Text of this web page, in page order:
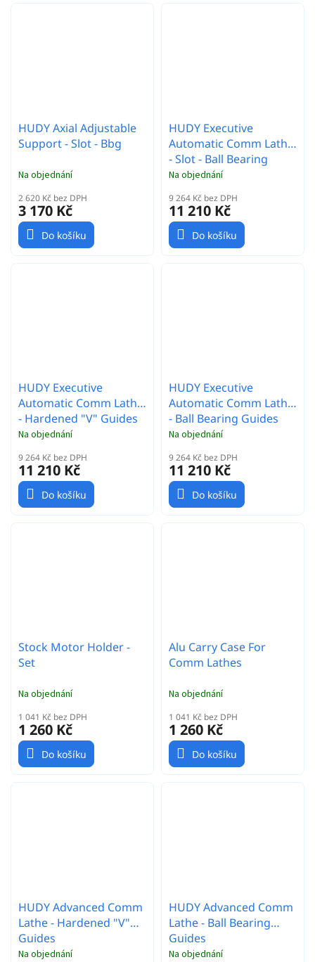
HUDY Axial Adjustable
Support - Slot - Bbg
Na objednání
2 620 Kč bez DPH
3 170 Kč
Do košíku
HUDY Executive
Automatic Comm Lathe
- Slot - Ball Bearing
Guides
Na objednání
9 264 Kč bez DPH
11 210 Kč
Do košíku
HUDY Executive
Automatic Comm Lathe
- Hardened "V" Guides
Na objednání
9 264 Kč bez DPH
11 210 Kč
Do košíku
HUDY Executive
Automatic Comm Lathe
- Ball Bearing Guides
Na objednání
9 264 Kč bez DPH
11 210 Kč
Do košíku
Stock Motor Holder -
Set
Na objednání
1 041 Kč bez DPH
1 260 Kč
Do košíku
Alu Carry Case For
Comm Lathes
Na objednání
1 041 Kč bez DPH
1 260 Kč
Do košíku
HUDY Advanced Comm
Lathe - Hardened "V"
Guides
Na objednání
HUDY Advanced Comm
Lathe - Ball Bearing
Guides
Na objednání